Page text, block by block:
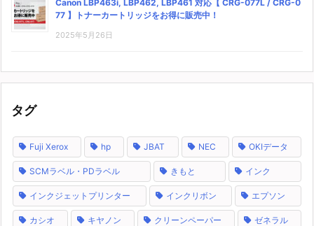
Canon LBP463i, LBP462, LBP461 対応【 CRG-077L / CRG-0
77 】トナーカートリッジをお得に販売中！
2025年5月26日
タグ
Fuji Xerox hp JBAT NEC OKIデータ
SCMラベル・PDラベル きもと インク
インクジェットプリンター インクリボン エプソン
カシオ キヤノン クリーンペーパー ゼネラル